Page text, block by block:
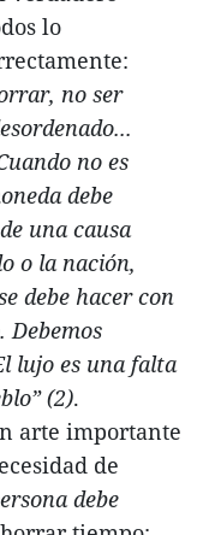
lo
no ser
no es
debe
una causa
o la nación,
debe hacer con
Debemos
lujo es una falta
(2).
arte importante
de
debe